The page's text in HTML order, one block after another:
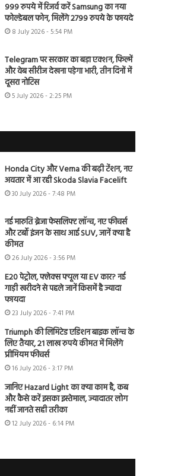
999 रुपये में रिजर्व करें Samsung का नया
फोल्डेबल फोन, मिलेंगे 2799 रुपये के फायदे
8 July 2026 - 5:54 PM
Telegram पर सरकार का बड़ा एक्शन, फिल्में
और वेब सीरीज देखना पड़ेगा भारी, तीन दिनों में
दूसरा नोटिस
5 July 2026 - 2:25 PM
Honda City और Verna की बढ़ी टेंशन, नए
अवतार में आ रही Skoda Slavia Facelift
30 July 2026 - 7:48 PM
नई मारुति ब्रेजा फेसलिफ्ट लॉन्च, नए फीचर्स
और टर्बो इंजन के साथ आई SUV, जानें क्या है
कीमत
26 July 2026 - 3:56 PM
E20 पेट्रोल, फ्लेक्स फ्यूल या EV कार? नई
गाड़ी खरीदने से पहले जानें किसमें है ज्यादा
फायदा
23 July 2026 - 7:41 PM
Triumph की लिमिटेड एडिशन बाइक लॉन्च के
लिए तैयार, 21 लाख रुपये कीमत में मिलेंगे
प्रीमियम फीचर्स
16 July 2026 - 3:17 PM
जानिए Hazard Light का क्या काम है, कब
और कैसे करें इसका इस्तेमाल, ज्यादातर लोग
नहीं जानते सही तरीका
12 July 2026 - 6:14 PM